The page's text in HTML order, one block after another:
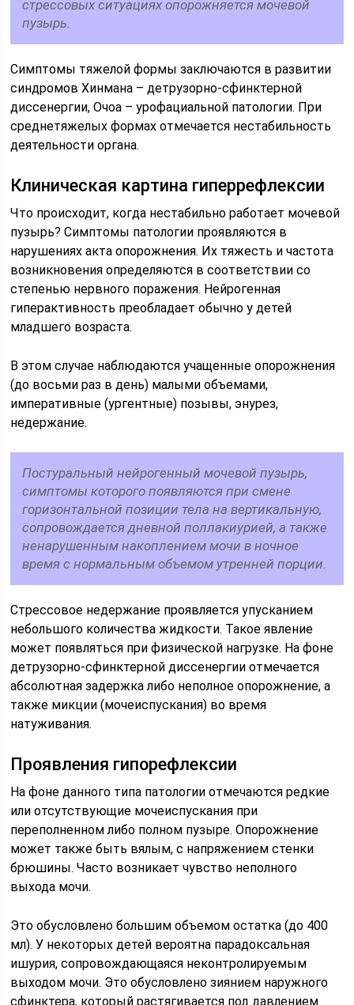
стрессовых ситуациях опорожняется мочевой
пузырь.
Симптомы тяжелой формы заключаются в развитии
синдромов Хинмана – детрузорно-сфинктерной
диссенергии, Очоа – урофациальной патологии. При
среднетяжелых формах отмечается нестабильность
деятельности органа.
Клиническая картина гиперрефлексии
Что происходит, когда нестабильно работает мочевой
пузырь? Симптомы патологии проявляются в
нарушениях акта опорожнения. Их тяжесть и частота
возникновения определяются в соответствии со
степенью нервного поражения. Нейрогенная
гиперактивность преобладает обычно у детей
младшего возраста.
В этом случае наблюдаются учащенные опорожнения
(до восьми раз в день) малыми объемами,
императивные (ургентные) позывы, энурез,
недержание.
Постуральный нейрогенный мочевой пузырь,
симптомы которого появляются при смене
горизонтальной позиции тела на вертикальную,
сопровождается дневной поллакиурией, а также
ненарушенным накоплением мочи в ночное
время с нормальным объемом утренней порции.
Стрессовое недержание проявляется упусканием
небольшого количества жидкости. Такое явление
может появляться при физической нагрузке. На фоне
детрузорно-сфинктерной диссенергии отмечается
абсолютная задержка либо неполное опорожнение, а
также микции (мочеиспускания) во время
натуживания.
Проявления гипорефлексии
На фоне данного типа патологии отмечаются редкие
или отсутствующие мочеиспускания при
переполненном либо полном пузыре. Опорожнение
может также быть вялым, с напряжением стенки
брюшины. Часто возникает чувство неполного
выхода мочи.
Это обусловлено большим объемом остатка (до 400
мл). У некоторых детей вероятна парадоксальная
ишурия, сопровождающаяся неконтролируемым
выходом мочи. Это обусловлено зиянием наружного
сфинктера, который растягивается под давлением